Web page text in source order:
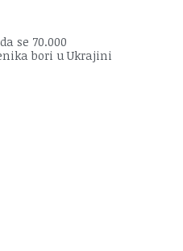
se 70.000
bori u Ukrajini